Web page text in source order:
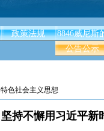
政策法规
8846威尼斯
公告公示
色社会主义思想
坚持不懈用习近平新